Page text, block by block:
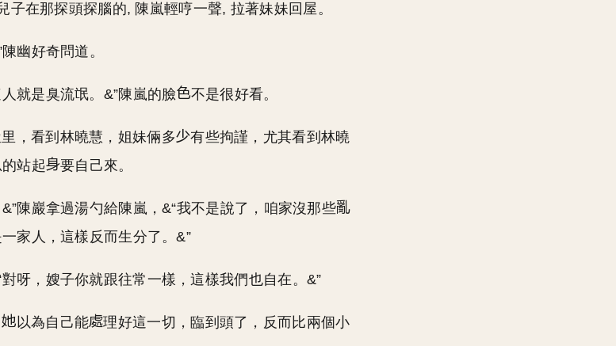
子在那探頭探腦的, 陳嵐輕哼一聲, 拉著妹妹回屋。
幽好奇問道。
就是臭流氓。&”陳嵐的臉 不是很好看。
，看到林曉慧，姐妹倆多
有些拘謹，尤其看到林曉
站起
要自己來。
陳巖拿過湯勺給陳嵐，&“我不是說了，咱家沒那些
家人，這樣反而生分了。&”
呀，嫂子你就跟往常一樣，這樣我們也自在。&”
以為自己能
理好這一切，臨到頭了，反而比兩個小